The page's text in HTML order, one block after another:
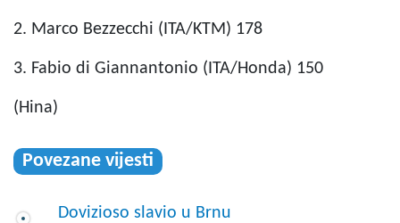
2. Marco Bezzecchi (ITA/KTM) 178
3. Fabio di Giannantonio (ITA/Honda) 150
(Hina)
Povezane vijesti
Dovizioso slavio u Brnu